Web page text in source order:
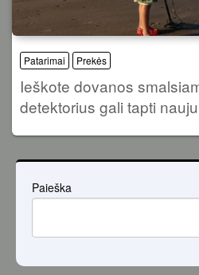
Patarimai Prekės
Ieškote dovanos
detektorius gali tapti
Paieška